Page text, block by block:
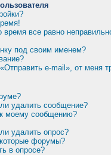
все равно
под своим именем?
e-mail», от меня
удалить сообщение?
к моему сообщению?
удалить опрос?
форумы?
в опросе?